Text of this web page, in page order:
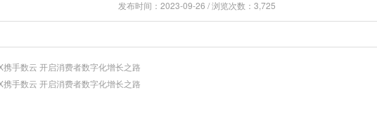
发布时间：2023-09-26 / 浏览次数：3,725
携手数云 开启消费者数字化增长之路
携手数云 开启消费者数字化增长之路